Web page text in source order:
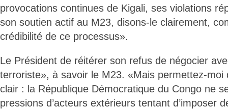
provocations continues de Kigali, ses violations
son soutien actif au M23, disons-le clairement,
crédibilité de ce processus».
Le Président de réitérer son refus de négocier
terroriste», à savoir le M23. «Mais permettez-moi
clair : la République Démocratique du Congo ne
pressions d’acteurs extérieurs tentant d’imposer